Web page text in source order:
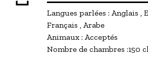
Langues parlées : Anglais
Français
Arabe
Animaux : Acceptés
Nombre de chambres :150